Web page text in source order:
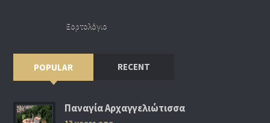
Εορτολόγιο
POPULAR RECENT
Παναγία Αρχαγγελιώτισσα